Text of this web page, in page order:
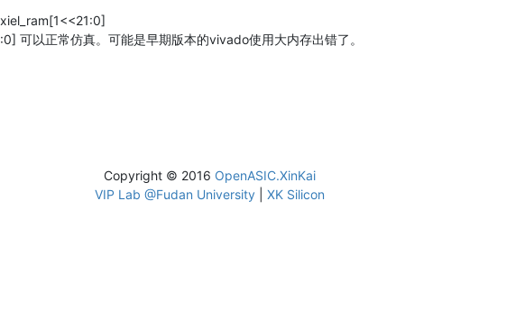
可以正常仿真。可能是早期版本的vivado使用大内存出错了。
Copyright © 2016 OpenASIC.XinKai
VIP Lab @Fudan University| XK Silicon